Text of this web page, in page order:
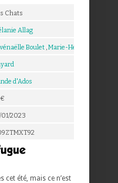
Chats
Allag
Boulet ,Marie-Hélène Delval
d'Ados
01/2023
cet été, mais ce n’est